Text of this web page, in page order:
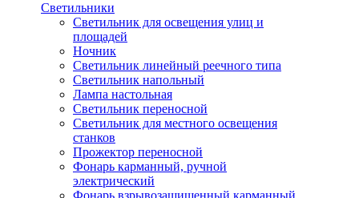
Светильники
Светильник для освещения улиц и
площадей
Ночник
Светильник линейный реечного типа
Светильник напольный
Лампа настольная
Светильник переносной
Светильник для местного освещения
станков
Прожектор переносной
Фонарь карманный, ручной
электрический
Фонарь взрывозащищенный карманный